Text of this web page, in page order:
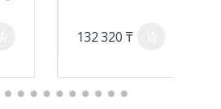
132 320 ₸